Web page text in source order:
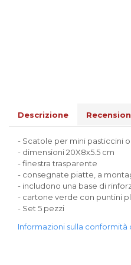
Scatole con Cassetto e Inserto
Praline
Scatole con Cassetto per
Scatole Medie e Grandi per
Macarons
Scatole per 5–6 Macarons con
Finestra Decorata Effetto Pizzo
Scatole per Praline con
Cassetto per Macarons
Descrizione
- Scatole per mini pasticcini
- dimensioni 20X8x5.5 cm
- finestra trasparente
- consegnate piatte, a
- includono una base di
- cartone verde con puntini
- Set 5 pezzi
Informazioni sulla